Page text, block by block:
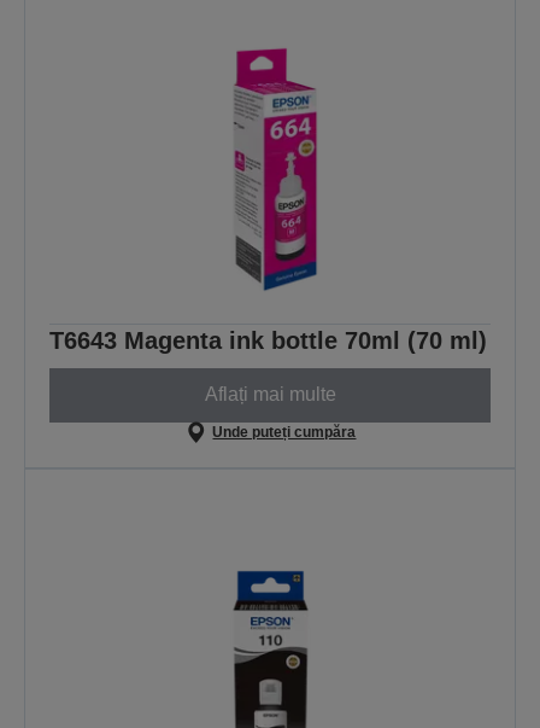
T6643 Magenta ink bottle 70ml (70 ml)
Aflați mai multe
Unde puteți cumpăra